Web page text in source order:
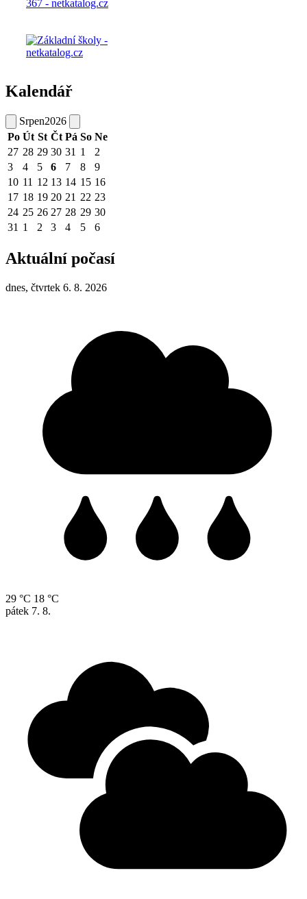
Kalendář
Srpen2026
Po Út St Čt Pá So Ne
27 28 29 30 31 1
2
3
4 5 6 7 8
9
10 11 12 13 14 15 16
17 18 19 20 21 22 23
24 25 26 27 28 29 30
31 1 2 3 4 5 6
Aktuální počasí
dnes, čtvrtek 6. 8. 2026
29 °C 18 °C
pátek 7. 8.